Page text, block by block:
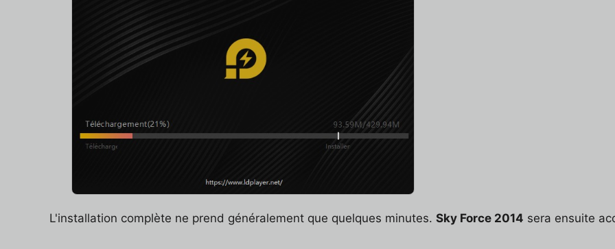
L'installation complète ne prend généralement que quelques minutes. Sky Force 2014 sera ensuite